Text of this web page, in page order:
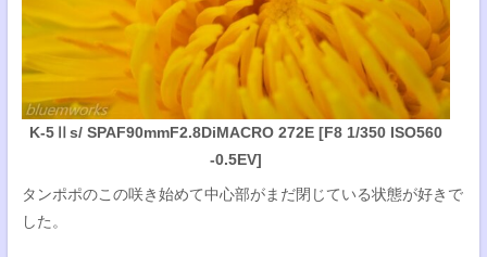
K-5Ⅱs/ SPAF90mmF2.8DiMACRO 272E [F8 1/350 ISO560
-0.5EV]
タンポポのこの咲き始めて中心部がまだ閉じている状態が好きで
した。